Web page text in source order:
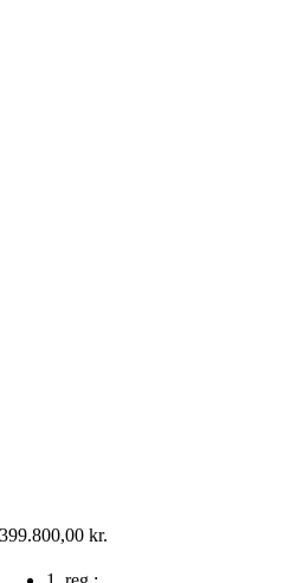
399.800,00kr.